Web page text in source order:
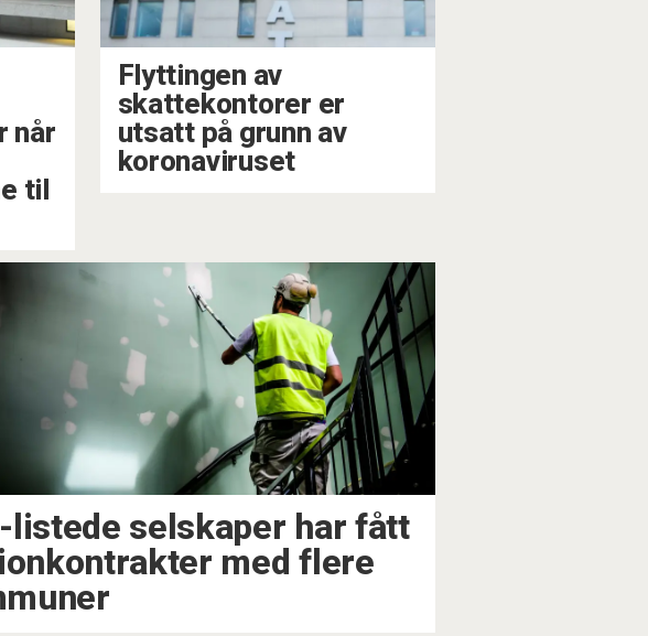
når
til
Flyttingen av
skattekontorer er
utsatt på grunn av
koronaviruset
listede selskaper har fått
med flere